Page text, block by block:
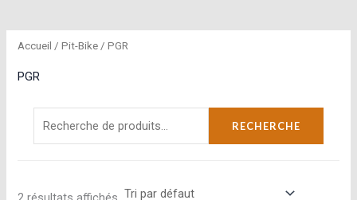
Accueil /Pit-Bike / PGR
PGR
RECHERCHE